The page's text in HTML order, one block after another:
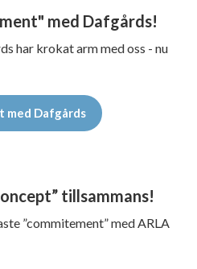
med Dafgårds!
har krokat arm med oss - nu
med Dafgårds
tillsammans!
”commitement” med ARLA